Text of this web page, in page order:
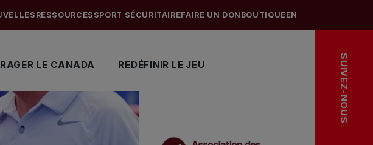
LE CANADA REDÉFINIR LE JEU
RESSOURCES SPORT SÉCURITAIREFAIRE UN DON BOUTIQUEEN
SUIVEZ-NOUS